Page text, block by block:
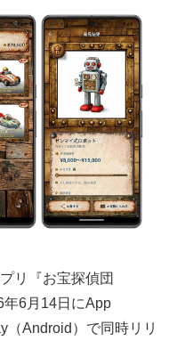
リ『お宝探偵団
年6月14日にApp
（Android）で同時リリ